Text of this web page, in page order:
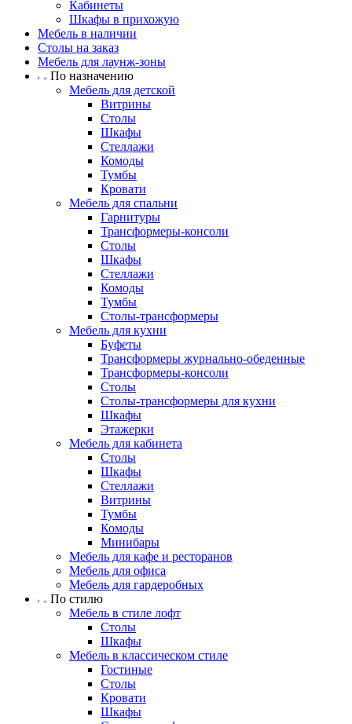
Кабинеты
Шкафы в прихожую
Мебель в наличии
Столы на заказ
Мебель для лаунж-зоны
По назначению
Мебель для детской
Витрины
Столы
Шкафы
Стеллажи
Комоды
Тумбы
Кровати
Мебель для спальни
Гарнитуры
Трансформеры-консоли
Столы
Шкафы
Стеллажи
Комоды
Тумбы
Столы-трансформеры
Мебель для кухни
Буфеты
Трансформеры журнально-обеденные
Трансформеры-консоли
Столы
Столы-трансформеры для кухни
Шкафы
Этажерки
Мебель для кабинета
Столы
Шкафы
Стеллажи
Витрины
Тумбы
Комоды
Минибары
Мебель для кафе и ресторанов
Мебель для офиса
Мебель для гардеробных
По стилю
Мебель в стиле лофт
Столы
Шкафы
Мебель в классическом стиле
Гостиные
Столы
Кровати
Шкафы